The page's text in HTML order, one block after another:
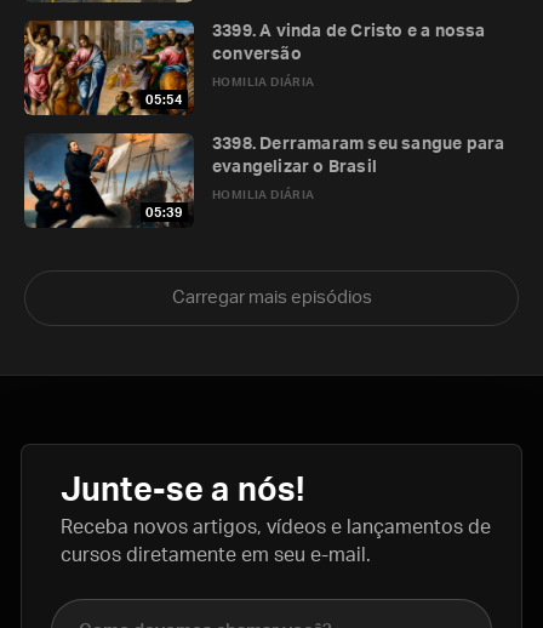
05:54
HOMILIA DIÁRIA
3399. A vinda de Cristo e a nossa
conversão
05:39
HOMILIA DIÁRIA
3398. Derramaram seu sangue para
evangelizar o Brasil
Carregar mais episódios
Junte-se a nós!
Receba novos artigos, vídeos e lançamentos de
cursos diretamente em seu e-mail.
Nome completo